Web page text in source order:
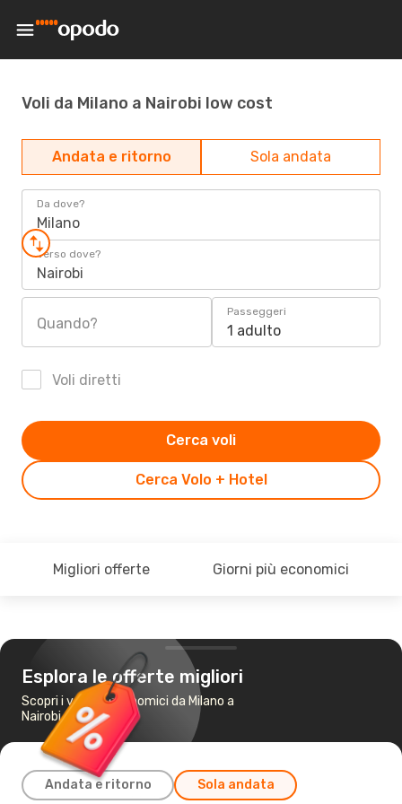
Voli da Milano a Nairobi low cost
Andata e ritorno Sola andata
Da dove?
Milano
Verso dove?
Nairobi
Quando?
Passeggeri
1 adulto
Voli diretti
Cerca Volo + Hotel
Cerca voli
Migliori offerte Giorni più economici
Esplora le offerte migliori
Scopri i voli più economici da Milano a
Nairobi
Andata e ritorno Sola andata